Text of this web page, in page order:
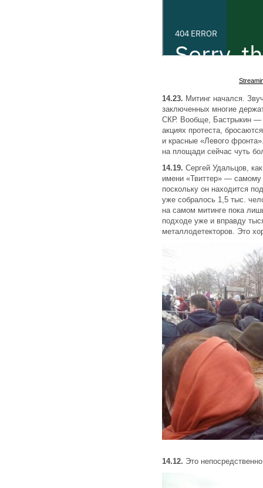
14.23. Митинг начался.
заключенных многие
СКР. Вообще, Бастрыкин —
акциях протеста,
и красные «Левого
на площади сейчас чуть
14.19. Сергей Удальцов,
имени «Твиттер» — самому
поскольку он находится
уже собралось 1,5 тыс.
на самом митинге пока
подходе уже и вправду
металлодетекторов. Это
14.12. Это